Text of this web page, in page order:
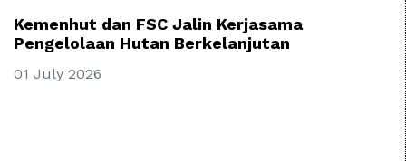
Kemenhut dan FSC Jalin Kerjasama
Pengelolaan Hutan Berkelanjutan
01 July 2026